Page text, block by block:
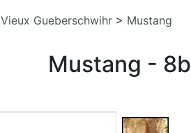
Vieux Gueberschwihr > Mustang
Mustang - 8b